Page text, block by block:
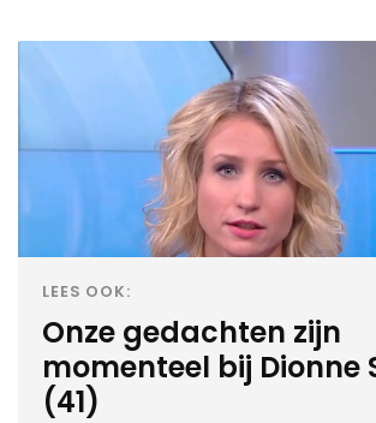
LEES OOK:
Onze gedachten zijn
momenteel bij Dionne
(41)